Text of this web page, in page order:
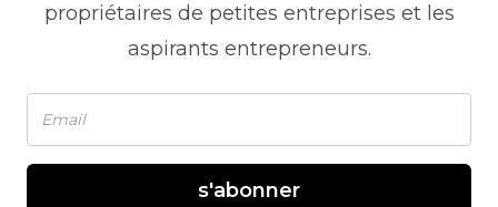
propriétaires de petites entreprises et les
aspirants entrepreneurs.
s'abonner